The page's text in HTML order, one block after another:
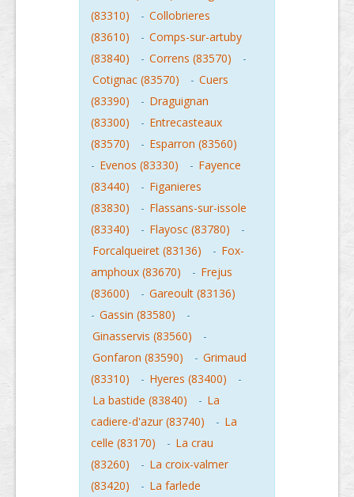
(83310)
- Collobrieres
(83610)
- Comps-sur-artuby
(83840)
- Correns (83570)
-
Cotignac (83570)
- Cuers
(83390)
- Draguignan
(83300)
- Entrecasteaux
(83570)
- Esparron (83560)
- Evenos (83330) - Fayence
(83440)
- Figanieres
(83830)
- Flassans-sur-issole
(83340)
- Flayosc (83780)
-
Forcalqueiret (83136)
- Fox-
amphoux (83670)
- Frejus
(83600)
- Gareoult (83136)
- Gassin (83580)
-
Ginasservis (83560)
-
Gonfaron (83590)
- Grimaud
(83310)
- Hyeres (83400)
-
La bastide (83840)
- La
cadiere-d'azur (83740)
- La
celle (83170)
- La crau
(83260)
- La croix-valmer
(83420)
- La farlede